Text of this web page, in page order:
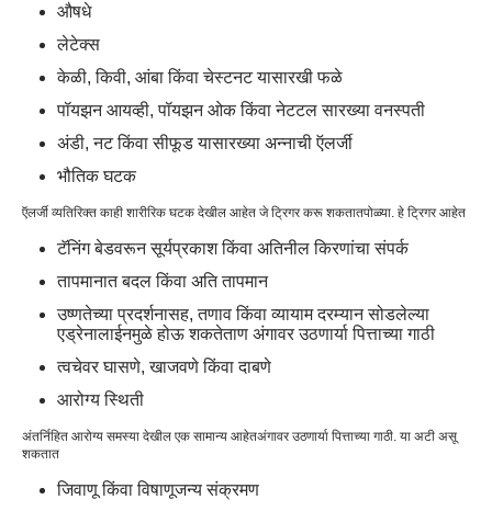
औषधे
लेटेक्स
केळी, किवी, आंबा किंवा चेस्टनट यासारखी फळे
पॉयझन आयव्ही, पॉयझन ओक किंवा नेटटल सारख्या वनस्पती
अंडी, नट किंवा सीफूड यासारख्या अन्नाची ऍलर्जी
भौतिक घटक
ऍलर्जी व्यतिरिक्त काही शारीरिक घटक देखील आहेत जे ट्रिगर करू शकतातपोळ्या . हे ट्रिगर आहेत
टॅनिंग बेडवरून सूर्यप्रकाश किंवा अतिनील किरणांचा संपर्क
तापमानात बदल किंवा अति तापमान
उष्णतेच्या प्रदर्शनासह, तणाव किंवा व्यायाम दरम्यान सोडलेल्या
एड्रेनालाईनमुळे होऊ शकतेताण अंगावर उठणार्या पित्ताच्या गाठी
त्वचेवर घासणे, खाजवणे किंवा दाबणे
आरोग्य स्थिती
अंतर्निहित आरोग्य समस्या देखील एक सामान्य आहेतअंगावर उठणार्या पित्ताच्या गाठी . या अटी असू
शकतात
जिवाणू किंवा विषाणूजन्य संक्रमण